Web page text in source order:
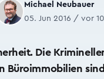
Michael Neubauer
05. Jun 2016 / vor
Die
Büroimmobilien